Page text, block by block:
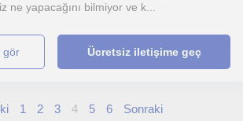
ne yapacağını bilmiyor ve k...
gör Ücretsiz iletişime geç
1 2 3 4 5 6 Sonraki